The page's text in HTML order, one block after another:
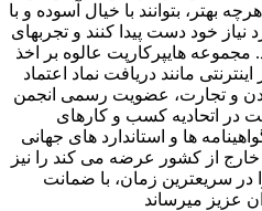
بتوانند با خیال آسوده و با
خود دست پیدا کنند و تجربهای
مجموعه هایپرکارپت عالوه بر اخذ
مانند دریافت نماد اعتماد
و تجارت، عضویت رسمی انجمن
در اتحادیه کسب و کارهای
ها و استاندارد های جهانی
از کشور عرضه می کند را نیز
در سریعترین زمان، با ضمانت
عزیز میرساند